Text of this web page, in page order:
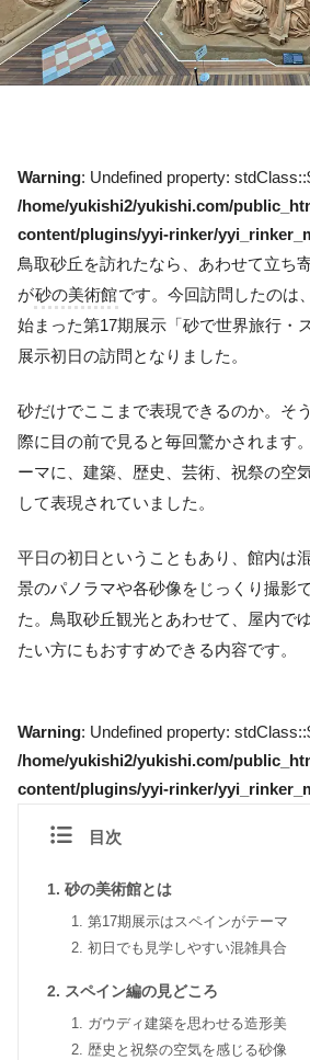
Warning: Undefined property:
/home/yukishi2/yukishi.com/
content/plugins/yyi-rinker/
鳥取砂丘を訪れたなら、あわせて立ち
が砂の美術館です。今回訪問したのは
始まった第17期展示「砂で世界旅行・
展示初日の訪問となりました。
砂だけでここまで表現できるのか。そ
際に目の前で見ると毎回驚かされます
ーマに、建築、歴史、芸術、祝祭の空
して表現されていました。
平日の初日ということもあり、館内は
景のパノラマや各砂像をじっくり撮影
た。鳥取砂丘観光とあわせて、屋内で
たい方にもおすすめできる内容です。
Warning: Undefined property:
/home/yukishi2/yukishi.com/
content/plugins/yyi-rinker/
目次
砂の美術館とは
第17期展示はスペインがテーマ
初日でも見学しやすい混雑具合
スペイン編の見どころ
ガウディ建築を思わせる造形美
歴史と祝祭の空気を感じる砂像